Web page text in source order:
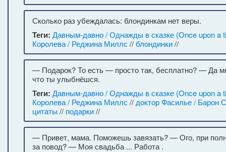
Сколько раз убеждалась: блондинкам нет веры.
Теги: Давным-давно / Однажды в сказке (Once upon a
Королева / Реджина Миллс //блондинки//
— Подарок? То есть — просто так, бесплатно? — Да
что ты улыбнёшся.
Теги: Давным-давно / Однажды в сказке (Once upon a
Королева / Реджина Миллс // доктор Фасилье / Барон
цитаты // подарки//
— Привет, мама. Поможешь завязать? — Ого, при
за повод? — Моя свадьба ... Работа .